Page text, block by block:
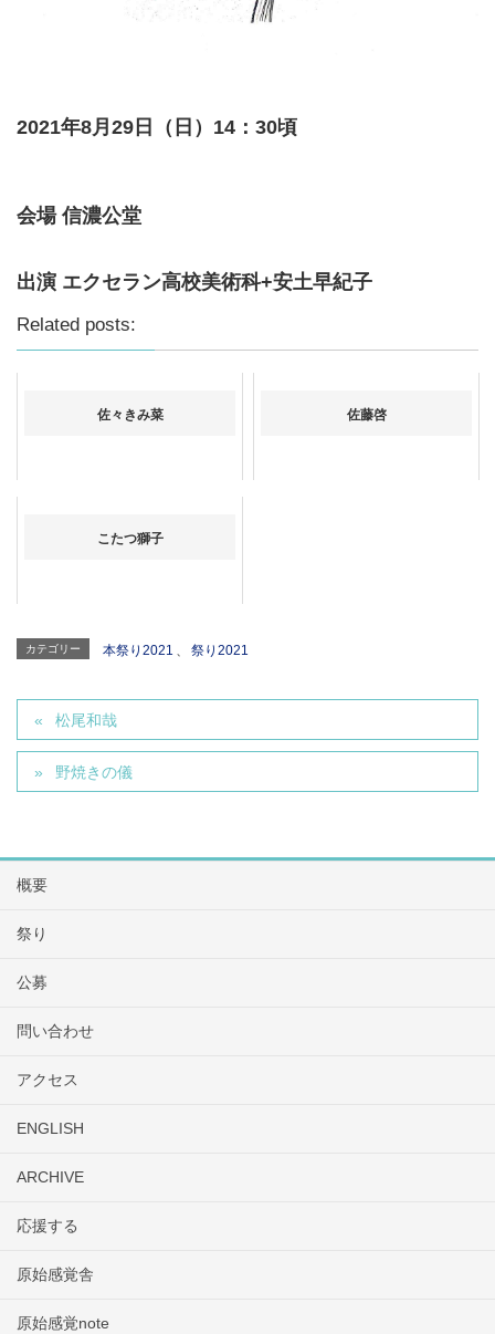
2021年8月29日（日）14：30頃
会場 信濃公堂
出演 エクセラン高校美術科+安土早紀子
Related posts:
佐々きみ菜 佐藤啓
こたつ獅子
カテゴリー 本祭り2021 、 祭り2021
松尾和哉
野焼きの儀
概要
祭り
公募
問い合わせ
アクセス
ENGLISH
ARCHIVE
応援する
原始感覚舎
原始感覚note